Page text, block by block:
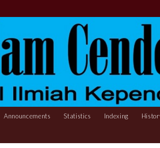
Announcements Statistics Indexing